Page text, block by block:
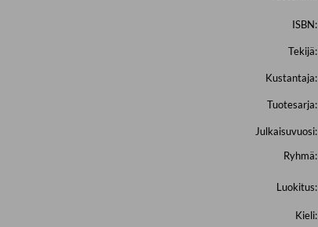
ISBN:
Tekijä:
Kustantaja:
Tuotesarja:
Julkaisuvuosi:
Ryhmä:
Luokitus:
Kieli: